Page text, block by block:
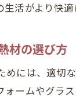
札幌市の
札幌
光熱
札幌
活がより快
材の選び方
には、適切
ームやグラ